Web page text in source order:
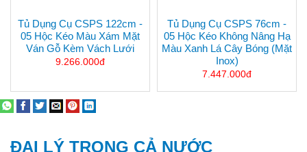
Tủ Dụng Cụ CSPS 122cm -
05 Hộc Kéo Màu Xám Mặt
Ván Gỗ Kèm Vách Lưới
9.266.000đ
Tủ Dụng Cụ CSPS 76cm -
05 Hộc Kéo Không Nâng Hạ
Màu Xanh Lá Cây Bóng (mặt
Inox)
7.447.000đ
ĐẠI LÝ TRONG CẢ NƯỚC